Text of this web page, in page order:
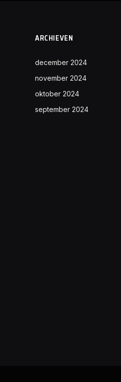
ARCHIEVEN
december 2024
november 2024
oktober 2024
september 2024